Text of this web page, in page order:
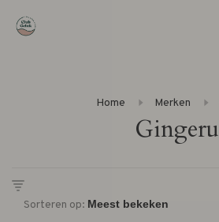
Home Merken
Gingeru
Sorteren op: